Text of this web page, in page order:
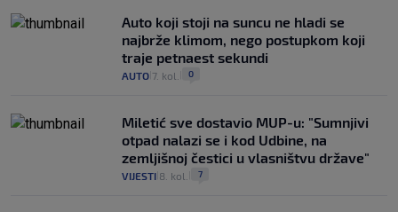
Auto koji stoji na suncu ne hladi se
najbrže klimom, nego postupkom koji
traje petnaest sekundi
AUTO 7. kol. 0
Miletić sve dostavio MUP-u: "Sumnjivi
otpad nalazi se i kod Udbine, na
zemljišnoj čestici u vlasništvu države"
VIJESTI 8. kol. 7